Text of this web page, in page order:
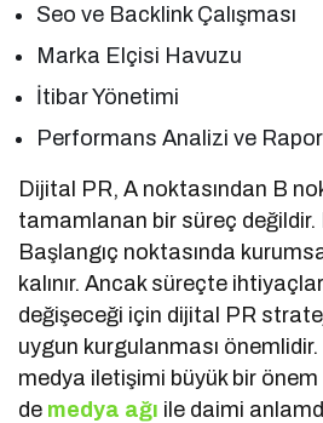
Seo ve Backlink Çalışması
Marka Elçisi Havuzu
İtibar Yönetimi
Performans Analizi ve
Dijital PR, A noktasından B
tamamlanan bir süreç değildir.
Başlangıç noktasında
kalınır. Ancak süreçte
değişeceği için dijital PR
uygun kurgulanması
medya iletişimi büyük bir önem
de medya ağı ile daimi